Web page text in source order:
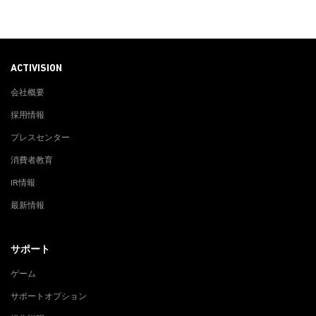
ACTIVISION
会社概要
採用情報
プレスセンター
消費者教育
IR情報
最新情報
サポート
ゲーム
サポートオプション